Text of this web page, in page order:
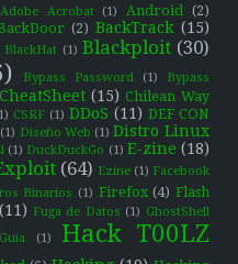
Adobe Acrobat (1) Android (2)
(2) BackTrack (15)
BlackHat (1) Blackploit (30)
Bypass Password (1)
Bypass
CheatSheet (15) Chilean Way
CSRF (1) DDoS (11) DEF CON
(1) Diseño Web (1) Distro Linux
(1) DuckDuckGo (1) E-zine (18)
(64) Ezine (1) Facebook
Binarios (1) Firefox (4) Flash
(11) Fuga de Datos (1) GhostShell
Guía (1)
Hack T00LZ